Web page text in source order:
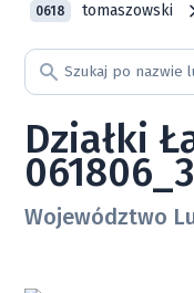
0618 tomaszowski
Działki
061806_3
Województwo